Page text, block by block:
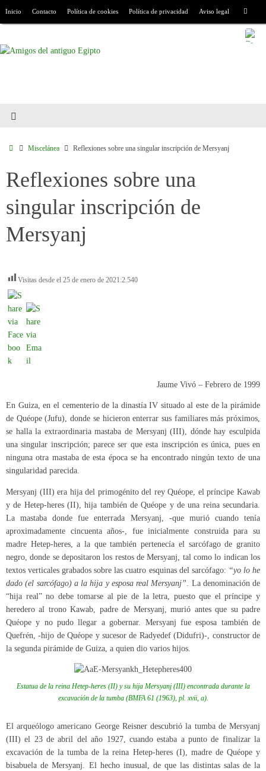
Inicio Contacto Política de cookies Política de privacidad Aviso legal
Miscelánea Reflexiones sobre una singular inscripción de Mersyanj
Reflexiones sobre una
singular inscripción de
Mersyanj
Visitas desde el 25 de enero de 2021:2.540
Jaume Vivó – Febrero de 1999
En Guiza, en el cementerio de la dinastía IV situado al este de la pirámide
de Quéope (Jufu), donde se hicieron enterrar sus familiares más próximos,
se halla la extraordinaria mastaba de Mersyanj (III), dónde hay esculpida
una singular inscripción; parece ser que esta inscripción es única, pues en
ninguna otra mastaba de esta época se ha encontrado ningún texto de una
singularidad parecida.
Mersyanj (III) era hija del primogénito del rey Quéope, el príncipe Kawab
y de Hetep-heres (II), hija también de Quéope y de una reina secundaria.
La mastaba donde fue enterrada Mersyanj, -que murió cuando tenía
aproximadamente cincuenta años-, fue inicialmente construida para su
madre Hetep-heres, a la que también pertenecía el sarcófago de granito
negro, donde se depositaron los restos de Mersyanj, tal como lo indican los
textos verticales grabados sobre las cuatro esquinas del sarcófago: “yo lo he
dado (el sarcófago) a la hija y esposa real Mersyanj” . La denominación de
“hija real” no debe tomarse al pie de la letra, puesto que el príncipe y
heredero al trono Kawab, padre de Mersyanj, murió antes que su padre
Quéope y no pudo llegar a gobernar. Mersyanj fue esposa también de
Quefrén, -hijo de Quéope y sucesor de Radyedef (Didufri)-, constructor de
la segunda pirámide de Guiza, a quien dio varios hijos.
Estatua de la reina Hetep-heres (II) y su hija Mersyanj (III) encontrada durante la
excavación de la tumba (BMFA61 (1963), pl. xvii, a).
El arqueólogo americano George Reisner descubrió la tumba de Mersyanj
(III) el 23 de abril del año 1927, cuando estaba a punto de finalizar la
excavación de la tumba de la reina Hetep-heres (I), madre de Quéope y
bisabuela de Mersyanj. El hecho inusual, de que las distintas salas de la